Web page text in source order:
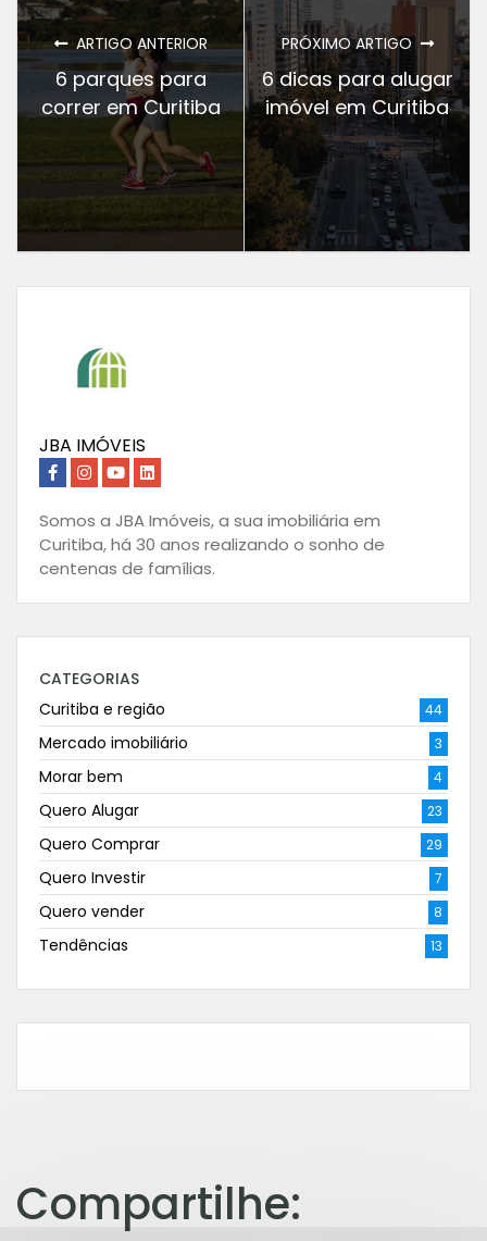
ARTIGO ANTERIOR
6 parques para
correr em Curitiba
PRÓXIMO ARTIGO
6 dicas para alugar
imóvel em Curitiba
JBA IMÓVEIS
Somos a JBA Imóveis, a sua imobiliária em
Curitiba, há 30 anos realizando o sonho de
centenas de famílias.
CATEGORIAS
Curitiba e região
44
Mercado imobiliário 3
Morar bem 4
Quero Alugar 23
Quero Comprar 29
Quero Investir 7
Quero vender 8
Tendências 13
Compartilhe: